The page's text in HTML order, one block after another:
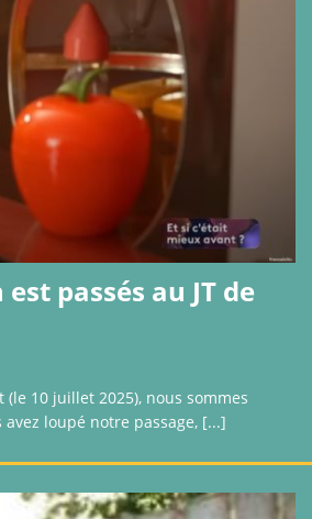
passés au JT de
10 juillet 2025), nous sommes
avez loupé notre passage, [...]